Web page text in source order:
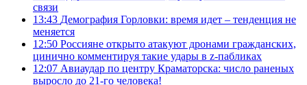
связи
13:43 Демография Горловки: время идет – тенденция не
меняется
12:50 Россияне открыто атакуют дронами гражданских,
цинично комментируя такие удары в z-пабликах
12:07 Авиаудар по центру Краматорска: число раненых
выросло до 21-го человека!